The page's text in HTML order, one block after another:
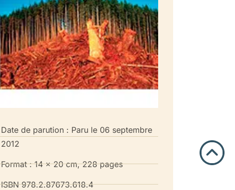
Date de parution : Paru le 06 septembre
2012
Format : 14 x 20 cm, 228 pages
ISBN 978.2.87673.618.4